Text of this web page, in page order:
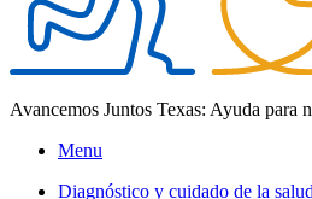
Avancemos Juntos Texas: Ayuda para
Menu
Diagnóstico y cuidado de la salud